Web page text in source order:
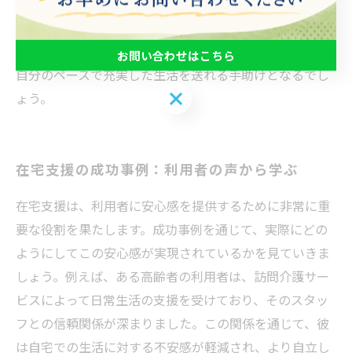
れます。最後に、地域とのつながりを大切にし、社会的
な孤立を防ぐための取り組みも必要です。これらのアプ
ローチを通じて、在宅支援は安心感を提供し、利用者が
自分のペースで充実した生活を送れる手助けとなるでし
ょう。
在宅支援の成功事例：利用者の声から学ぶ
在宅支援は、利用者に安心感を提供するために非常に重
要な役割を果たします。成功事例を通じて、実際にどの
ようにしてこの安心感が実現されているかを見ていきま
しょう。例えば、ある高齢者の利用者は、訪問介護サー
ビスによって日常生活の支援を受けており、そのスタッ
フとの信頼関係が深まりました。この関係を通じて、彼
は自宅での生活に対する不安感が軽減され、より自立し
お問い合わせはこちら
お問い合わせはこちら